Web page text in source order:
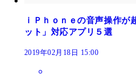
ｉＰｈｏｎｅの音声操作
ット」対応アプリ５選
2019年02月18日 15:00